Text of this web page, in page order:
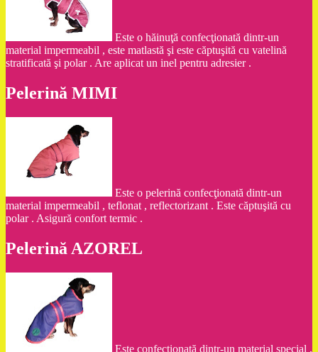
Este o hăinuţă confecţionată dintr-un
material impermeabil , este matlastă şi este căptuşită cu vatelină
stratificată şi polar . Are aplicat un inel pentru adresier .
Pelerină MIMI
Este o pelerină confecţionată dintr-un
material impermeabil , teflonat , reflectorizant . Este căptuşită cu
polar . Asigură confort termic .
Pelerină AZOREL
Este confecţionată dintr-un material special ,